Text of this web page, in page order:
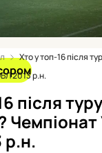
Хто у топ-16 після
2013 р.н.
після
Чемпіонат
р.н.